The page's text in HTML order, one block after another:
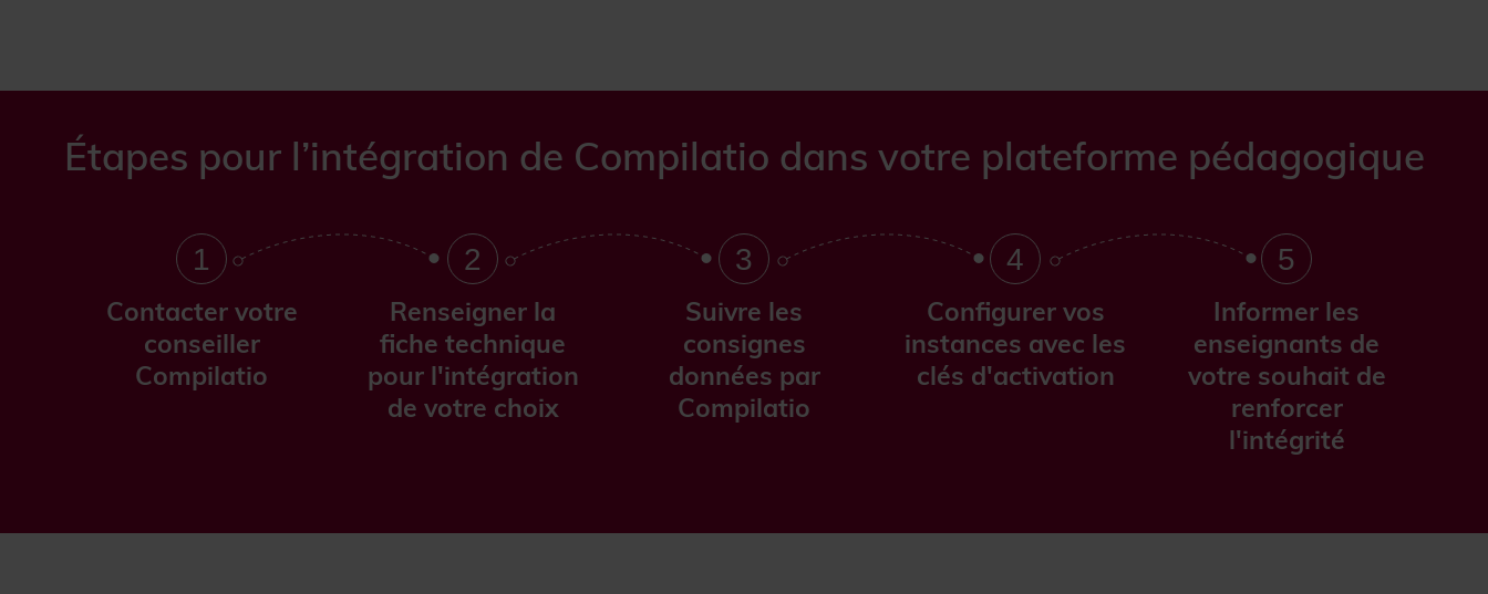
Étapes pour l’intégration de Compilatio dans votre plateforme pédagogique
1
Contacter votre
conseiller
Compilatio
2
Renseigner la
fiche technique
pour l'intégration
de votre choix
3
Suivre les
consignes
données par
Compilatio
4
Configurer vos
instances avec les
clés d'activation
5
Informer les
enseignants de
votre souhait de
renforcer
l'intégrité